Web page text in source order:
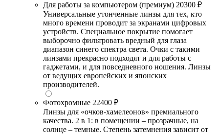
Для работы за компьютером (премиум) 20300 ₽
Универсальные утонченные линзы для тех, кто
много времени проводит за экранами цифровых
устройств. Специальное покрытие помогает
выборочно фильтровать вредный для глаза
диапазон синего спектра света. Очки с такими
линзами прекрасно подходят и для работы с
гаджетами, и для повседневного ношения. Линзы
от ведущих европейских и японских
производителей.
Фотохромные 22400 ₽
Линзы для «очков-хамелеонов» премиального
качества. 2 в 1: в помещении – прозрачные, на
солнце – темные. Степень затемнения зависит от